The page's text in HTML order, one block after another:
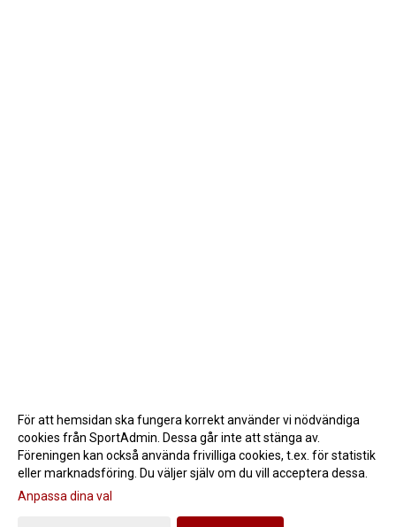
Gå till Webbversion
För att hemsidan ska fungera korrekt använder vi nödvändiga
cookies från SportAdmin. Dessa går inte att stänga av.
Föreningen kan också använda frivilliga cookies, t.ex. för statistik
eller marknadsföring. Du väljer själv om du vill acceptera dessa.
Anpassa dina val